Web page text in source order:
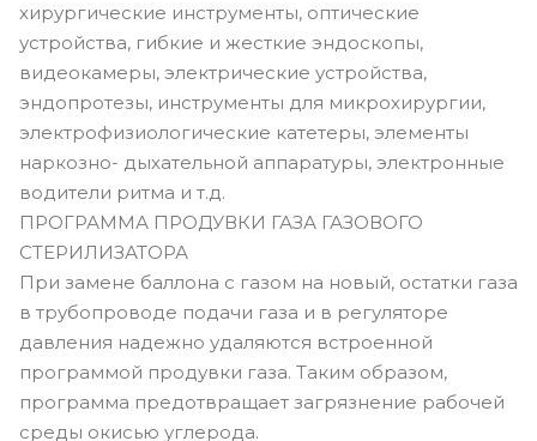
хирургические инструменты, оптические
устройства, гибкие и жесткие эндоскопы,
видеокамеры, электрические устройства,
эндопротезы, инструменты для микрохирургии,
электрофизиологические катетеры, элементы
наркозно- дыхательной аппаратуры, электронные
водители ритма и т.д.
ПРОГРАММА ПРОДУВКИ ГАЗА ГАЗОВОГО
СТЕРИЛИЗАТОРА
При замене баллона с газом на новый, остатки газа
в трубопроводе подачи газа и в регуляторе
давления надежно удаляются встроенной
программой продувки газа. Таким образом,
программа предотвращает загрязнение рабочей
среды окисью углерода.